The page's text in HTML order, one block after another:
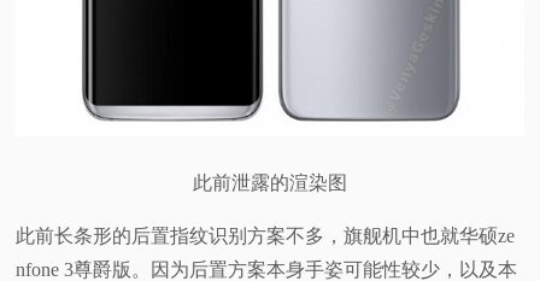
此前泄露的渲染图
此前长条形的后置指纹识别方案不多，旗舰机中也就华硕ze
nfone 3尊爵版。因为后置方案本身手姿可能性较少，以及本